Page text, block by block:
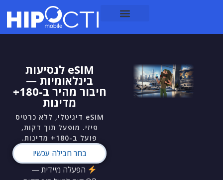
eSIM לנסיעות
בינלאומיות —
חיבור מהיר ב-180+
מדינות
eSIM דיגיטלי, ללא כרטיס
פיזי. מופעל תוך דקות,
פועל ב-180+ מדינות.
בחר חבילה עכשיו
הפעלה מיידית —